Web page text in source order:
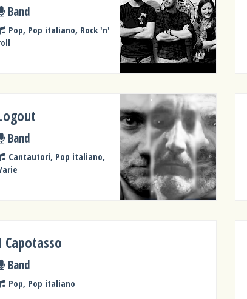
Band
Pop, Pop italiano, Rock 'n'
Band
Cantautori, Pop italiano,
Capotasso
Band
Pop, Pop italiano